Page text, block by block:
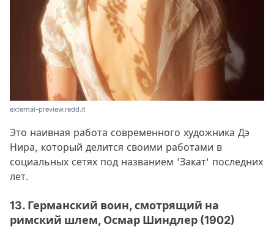
external-preview.redd.it
Это наивная работа современного художника Дэ
Нира, который делится своими работами в
социальных сетях под названием 'Закат' последних
лет.
13. Германский воин, смотрящий на
римский шлем, Осмар Шиндлер (1902)